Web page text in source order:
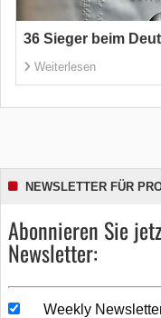
36 Sieger beim
Weiterlesen
NEWSLETTER FÜR
Abonnieren Sie
Newsletter:
Weekly